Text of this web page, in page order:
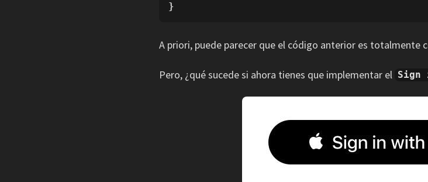
}
A priori, puede parecer que el código anterior es totalmente
Pero, ¿qué sucede si ahora tienes que implementar el Sign